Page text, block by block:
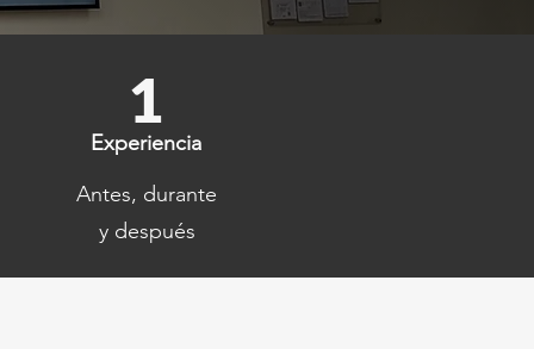
1
Experiencia
Antes, durante
y después